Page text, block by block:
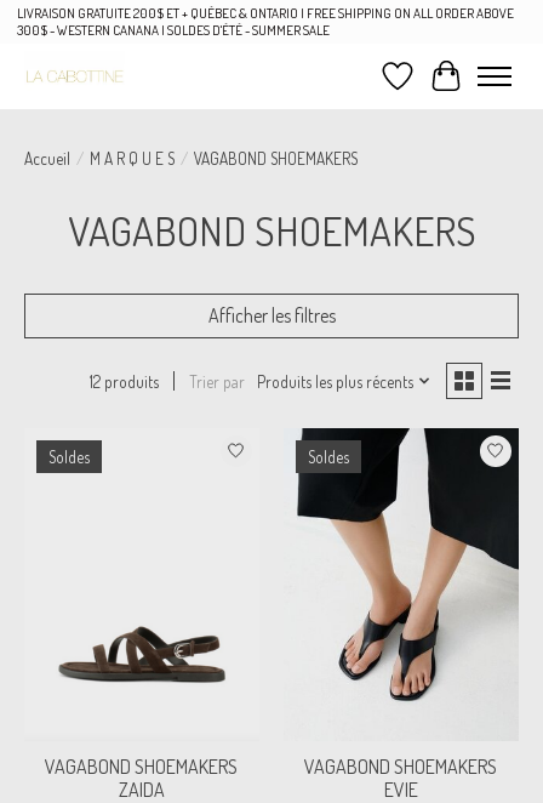
LIVRAISON GRATUITE 200$ ET + QUÉBEC & ONTARIO | FREE SHIPPING ON ALL ORDER ABOVE
300$ - WESTERN CANANA | SOLDES D'ÉTÉ - SUMMER SALE
Liste de souhaits
Panier
Accueil / M A R Q U E S / VAGABOND SHOEMAKERS
VAGABOND SHOEMAKERS
Afficher les filtres
12 produits Trier par Produits les plus récents
Soldes
VAGABOND SHOEMAKERS
ZAIDA
Soldes
VAGABOND SHOEMAKERS
EVIE